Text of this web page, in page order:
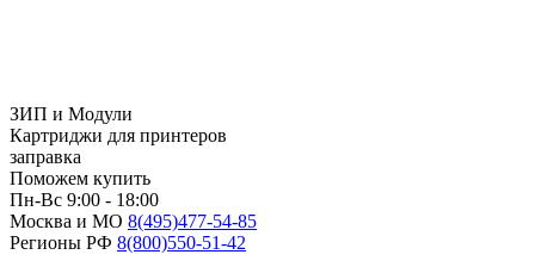
ЗИП и Модули
Картриджи для принтеров
заправка
Поможем купить
Пн-Вс 9:00 - 18:00
Москва и МО 8(495)477-54-85
Регионы РФ 8(800)550-51-42